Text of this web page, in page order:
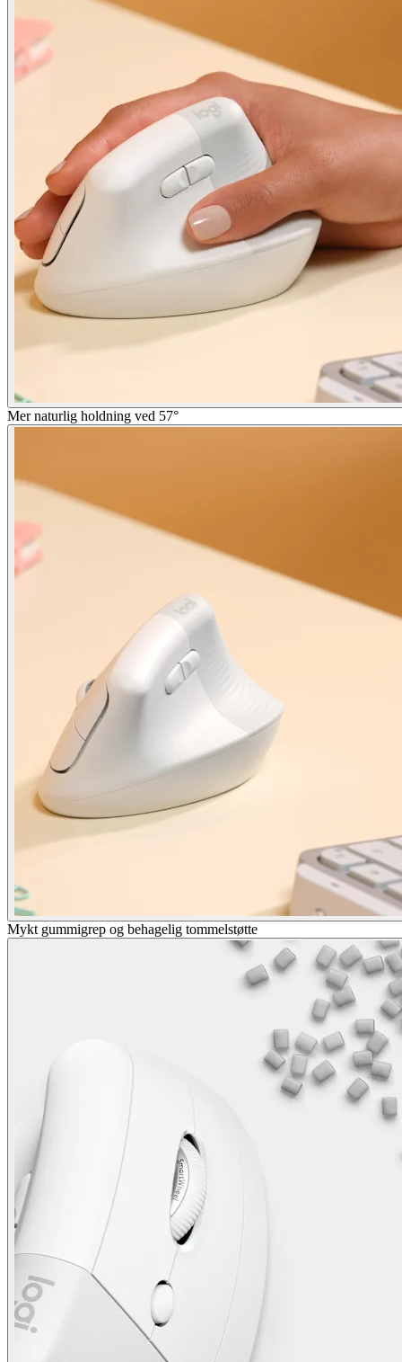
Mer naturlig holdning ved 57°
Mykt gummigrep og behagelig tommelstøtte